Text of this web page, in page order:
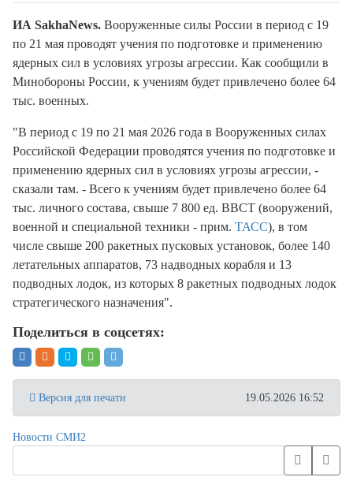
ИА SakhaNews. Вооруженные силы России в период с 19
по 21 мая проводят учения по подготовке и применению
ядерных сил в условиях угрозы агрессии. Как сообщили в
Минобороны России, к учениям будет привлечено более 64
тыс. военных.
"В период с 19 по 21 мая 2026 года в Вооруженных силах
Российской Федерации проводятся учения по подготовке и
применению ядерных сил в условиях угрозы агрессии, -
сказали там. - Всего к учениям будет привлечено более 64
тыс. личного состава, свыше 7 800 ед. ВВСТ (вооружений,
военной и специальной техники - прим. ТАСС), в том
числе свыше 200 ракетных пусковых установок, более 140
летательных аппаратов, 73 надводных корабля и 13
подводных лодок, из которых 8 ракетных подводных лодок
стратегического назначения".
Поделиться в соцсетях:
Версия для печати 19.05.2026 16:52
Новости СМИ2